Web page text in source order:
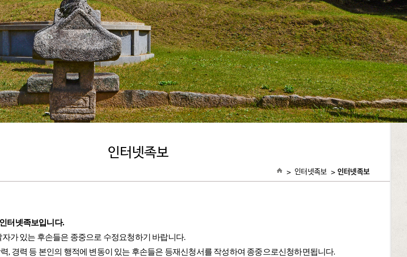
인터넷족보
> 인터넷족보 > 인터넷족보
터넷족보입니다.
가 있는 후손들은 종중으로 수정요청하기 바랍니다.
, 경력 등 본인의 행적에 변동이 있는 후손들은 등재신청서를 작성하여 종중으로신청하면됩니다.